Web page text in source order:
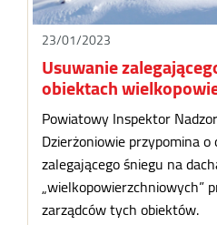
23/01/2023
Usuwanie
obiektach
Powiatowy Inspektor
Dzierżoniowie przypomina
zalegającego śniegu na
„wielkopowierzchniowych”
zarządców tych obiektów.